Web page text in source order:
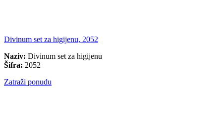
Divinum set za higijenu, 2052
Naziv: Divinum set za higijenu
Šifra: 2052
Zatraži ponudu